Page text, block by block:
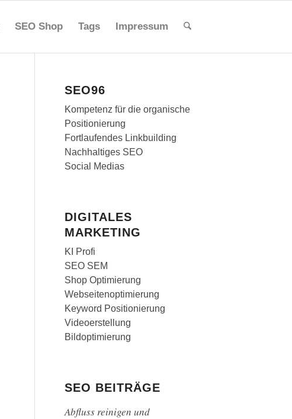
SEO Shop Tags Impressum
SEO96
Kompetenz für die organische
Positionierung
Fortlaufendes Linkbuilding
Nachhaltiges SEO
Social Medias
DIGITALES
MARKETING
KI Profi
SEO SEM
Shop Optimierung
Webseitenoptimierung
Keyword Positionierung
Videoerstellung
Bildoptimierung
SEO BEITRÄGE
Abfluss reinigen und